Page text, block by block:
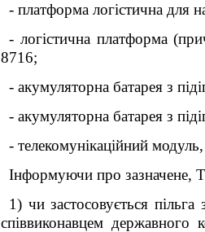
- платформа логістична для
- логістична платформа
8716;
- акумуляторна батарея з
- акумуляторна батарея з
- телекомунікаційний
Інформуючи про зазначене,
1) чи застосовується
співвиконавцем державного